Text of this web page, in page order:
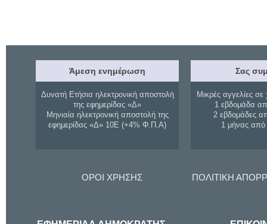
Άμεση ενημέρωση
Δυνατή Ετήσια ηλεκτρονική αποστολή
της εφημερίδας «Δ»
Μηνιαία ηλεκτρονική αποστολή της
εφημερίδας «Δ» 10Ε (+4% Φ.Π.Α)
Σας
Μικρές αγγελίες σε
1 εβδομάδα
2 εβδομάδες
1 μήνας
ΟΡΟΙ ΧΡΗΣΗΣ ΠΟΛΙΤΙΚΗ